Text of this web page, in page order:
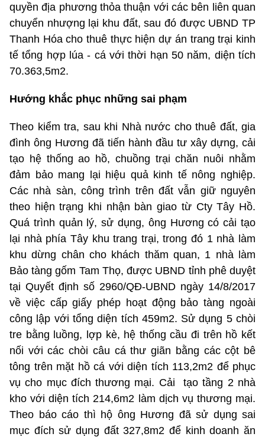
quyền địa phương thỏa thuận với các bên liên quan
chuyển nhượng lại khu đất, sau đó được UBND TP
Thanh Hóa cho thuê thực hiện dự án trang trại kinh
tế tổng hợp lúa - cá với thời hạn 50 năm, diện tích
70.363,5m2.
Hướng khắc phục những sai phạm
Theo kiểm tra, sau khi Nhà nước cho thuê đất, gia
đình ông Hương đã tiến hành đầu tư xây dựng, cải
tạo hệ thống ao hồ, chuồng trại chăn nuôi nhằm
đảm bảo mang lại hiệu quả kinh tế nông nghiệp.
Các nhà sàn, công trình trên đất vẫn giữ nguyên
theo hiện trạng khi nhận bàn giao từ Cty Tây Hồ.
Quá trình quản lý, sử dụng, ông Hương có cải tạo
lại nhà phía Tây khu trang trại, trong đó 1 nhà làm
khu dừng chân cho khách thăm quan, 1 nhà làm
Bảo tàng gốm Tam Thọ, được UBND tỉnh phê duyệt
tại Quyết định số 2960/QĐ-UBND ngày 14/8/2017
về việc cấp giấy phép hoạt động bảo tàng ngoài
công lập với tổng diện tích 459m2. Sử dụng 5 chòi
tre bằng luồng, lợp kè, hệ thống cầu đi trên hồ kết
nối với các chòi câu cá thư giãn bằng các cột bê
tông trên mặt hồ cá với diện tích 113,2m2 để phục
vụ cho mục đích thương mại. Cải tạo tầng 2 nhà
kho với diện tích 214,6m2 làm dịch vụ thương mại.
Theo báo cáo thì hộ ông Hương đã sử dụng sai
mục đích sử dụng đất 327,8m2 để kinh doanh ăn